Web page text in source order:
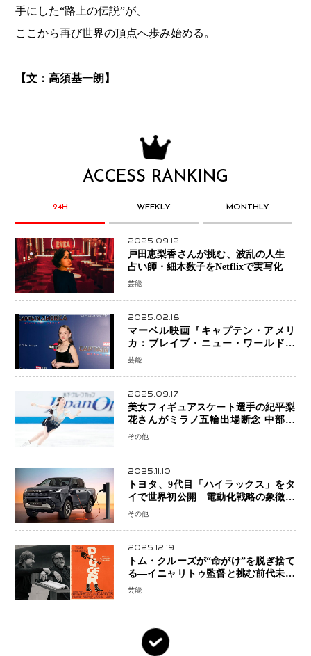
手にした“路上の伝説”が、
ここから再び世界の頂点へ歩み始める。
【文：高須基一朗】
ACCESS RANKING
24H WEEKLY MONTHLY
2025.09.12
戸田恵梨香さんが挑む、波乱の人生―
占い師・細木数子をNetflixで実写化
芸能
2025.02.18
マーベル映画『キャプテン・アメリ
カ：ブレイブ・ニュー・ワールド』
新ブラック・ウィドウ役のシラ・ハー
芸能
2025.09.17
美女フィギュアスケート選手の紀平梨
花さんがミラノ五輪出場断念 中部選
手権欠場を発表「安全最優先の判断」
その他
2025.11.10
トヨタ、9代目「ハイラックス」をタ
イで世界初公開 電動化戦略の象徴と
なるBEVモデルを初設定
その他
2025.12.19
トム・クルーズが“命がけ”を脱ぎ捨て
る―イニャリトゥ監督と挑む前代未聞
の大惨事コメディ「DIGGER ディガ
芸能